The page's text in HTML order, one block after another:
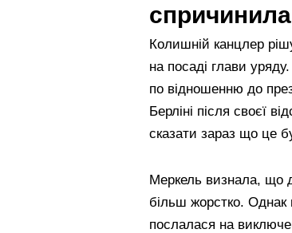
спричинила
Колишній канцлер
на посаді глави
по відношенню до
Берліні після своєї
сказати зараз що це
Меркель визнала, що
більш жорстко. Однак
послалася на